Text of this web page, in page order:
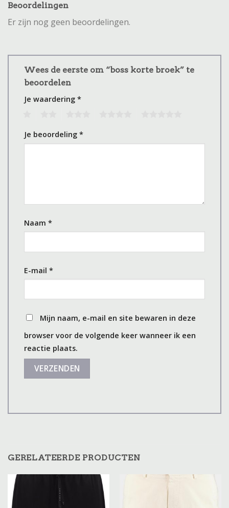
Beoordelingen
Er zijn nog geen beoordelingen.
Wees de eerste om “boss korte broek” te
beoordelen
Je waardering *
Je beoordeling *
Naam *
E-mail *
Mijn naam, e-mail en site bewaren in deze
browser voor de volgende keer wanneer ik een
reactie plaats.
GERELATEERDE PRODUCTEN